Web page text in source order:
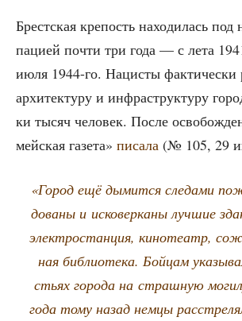
Брест­ская кре­пость нахо­ди­лась
па­ци­ей почти три года — с лета
июля 1944-го. Наци­сты фак­ти­че­ски
архи­тек­ту­ру и инфра­струк­ту­ру
ки тысяч чело­век. После
мей­ская газе­та» писа­ла (№ 105, 29
«Город ещё дымит­ся сле­да­ми
до­ва­ны и иско­вер­ка­ны луч­шие
элек­тро­стан­ция, кино­те­атр,
ная биб­лио­те­ка. Бой­цам
стьях горо­да на страш­ную
года тому назад нем­цы